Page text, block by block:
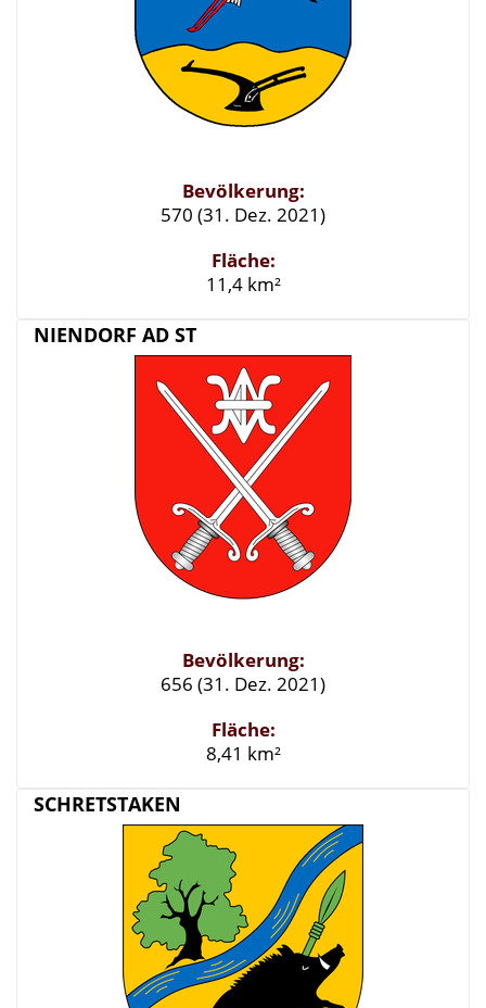
Bevölkerung:
570 (31. Dez. 2021)
Fläche:
11,4 km²
NIENDORF AD ST
Bevölkerung:
656 (31. Dez. 2021)
Fläche:
8,41 km²
SCHRETSTAKEN